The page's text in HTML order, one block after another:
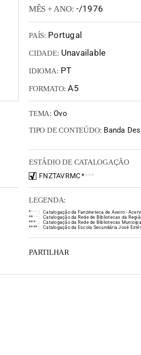
MÊS + ANO: -/1976
PAÍS: Portugal
CIDADE: Unavailable
IDIOMA: PT
FORMATO: A5
TEMA: Ovo
TIPO DE CONTEÚDO: Banda
ESTÁDIO DE CATALOGAÇÃO
FNZTAVRMC****
LEGENDA:
** * * :
Catalogação da Fanzineteca de Aveiro -
** * * :
Catalogação da Rede de Bibliotecas da
**** :
Catalogação da Rede de Bibliotecas
**** : Catalogação da Escola Secundária José
PARTILHAR